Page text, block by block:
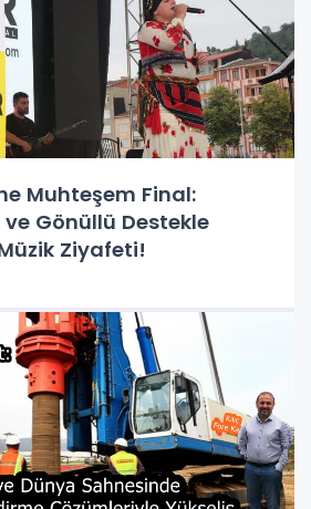
Muhteşem Final:
ve Gönüllü Destekle
Ziyafeti!